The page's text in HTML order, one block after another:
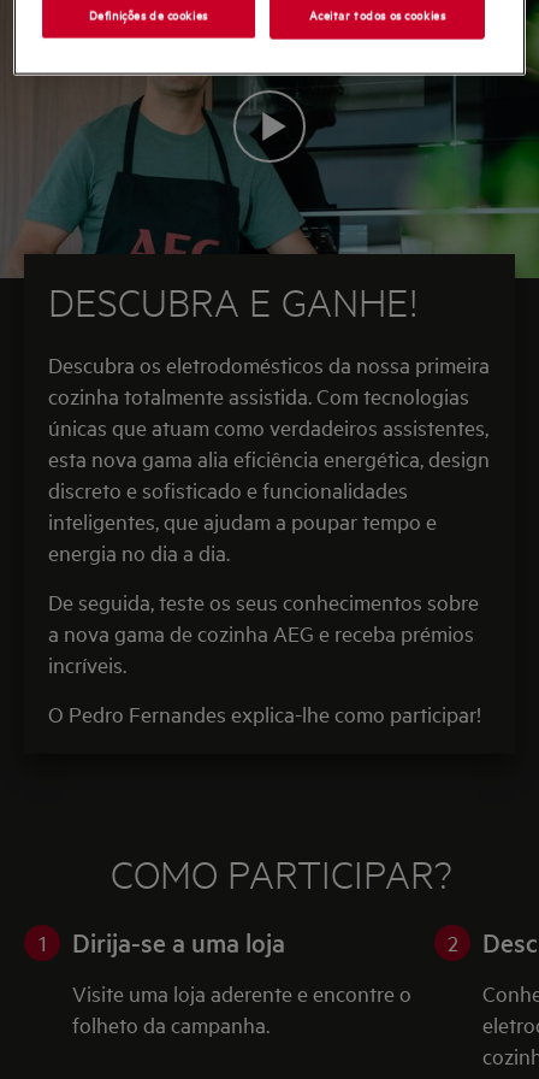
DESCUBRA E GANHE!
Descubra os eletrodomésticos da nossa primeira
cozinha totalmente assistida. Com tecnologias
únicas que atuam como verdadeiros assistentes,
esta nova gama alia eficiência energética, design
discreto e sofisticado e funcionalidades
inteligentes, que ajudam a poupar tempo e
energia no dia a dia.
De seguida, teste os seus conhecimentos sobre
a nova gama de cozinha AEG e receba prémios
incríveis.
O Pedro Fernandes explica-lhe como participar!
COMO PARTICIPAR?
1 Dirija-se a uma loja
Visite uma loja aderente e encontre o
folheto da campanha.
2
Definições de cookies Aceitar todos os cookies